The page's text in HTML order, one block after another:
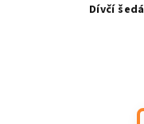
Dívčí